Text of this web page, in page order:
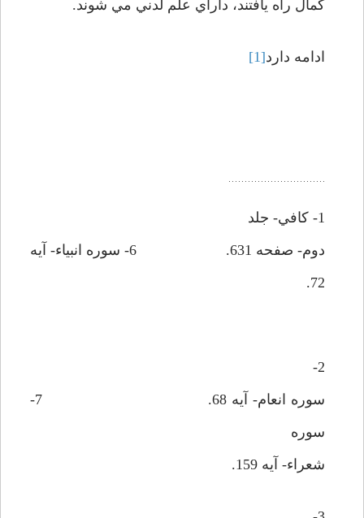
كمال راه يافتند، داراي علم لدني مي شوند.
ادامه دارد[1]
1- كافي- جلد
دوم- صفحه 631. 6- سوره انبياء- آيه
72.
2-
سوره انعام- آيه 68. 7-
سوره
شعراء- آيه 159.